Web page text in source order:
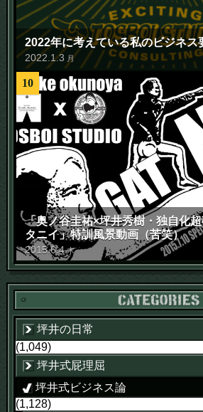
2022年に考えている私のビジネス
2022 1.3 月
10
「奥ノ谷圭祐×坪井秀樹・独自化
タニイ」特訓風景動画（苦笑）
2015.6.4 木
坪井の日常
(1,049)
坪井式屁理屈
坪井式ビジネス論
(1,128)